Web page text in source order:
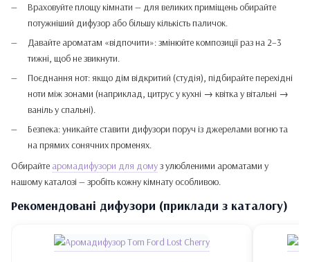
Враховуйте площу кімнати — для великих приміщень обирайте
потужніший дифузор або більшу кількість паличок.
Давайте ароматам «відпочити»: змінюйте композиції раз на 2–3
тижні, щоб не звикнути.
Поєднання нот: якщо дім відкритий (студія), підбирайте перехідні
ноти між зонами (наприклад, цитрус у кухні → квітка у вітальні →
ваніль у спальні).
Безпека: уникайте ставити дифузори поруч із джерелами вогню та
на прямих сонячних променях.
Обирайте аромадифузори для домуз улюбленими ароматами у
нашому каталозі — зробіть кожну кімнату особливою.
Рекомендовані дифузори (приклади з каталогу)